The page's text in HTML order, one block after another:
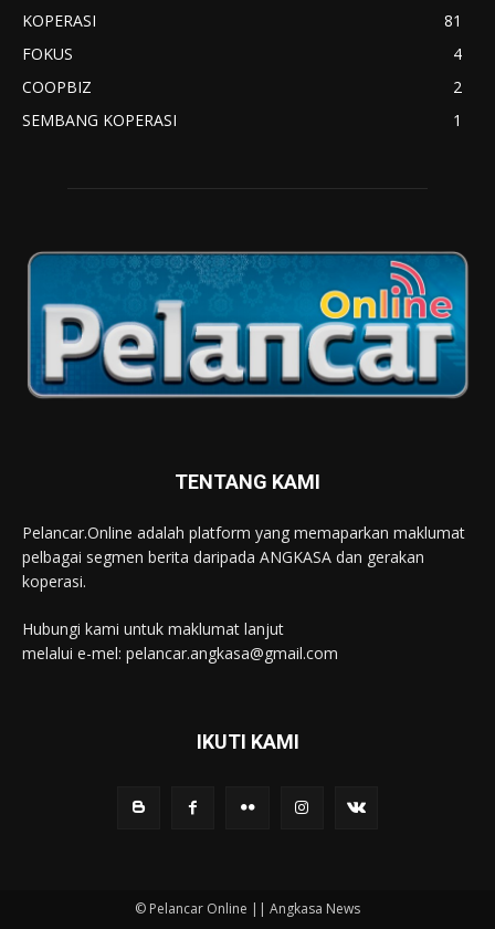
KOPERASI
81
FOKUS
4
COOPBIZ
2
SEMBANG KOPERASI
1
TENTANG KAMI
Pelancar.Online adalah platform yang memaparkan maklumat
pelbagai segmen berita daripada ANGKASA dan gerakan
koperasi.
Hubungi kami untuk maklumat lanjut
melalui e-mel: pelancar.angkasa@gmail.com
IKUTI KAMI
© Pelancar Online || Angkasa News